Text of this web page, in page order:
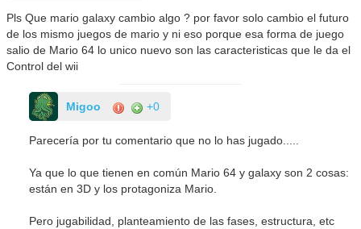
Pls Que mario galaxy cambio algo ? por favor solo cambio el futuro
de los mismo juegos de mario y ni eso porque esa forma de juego
salio de Mario 64 lo unico nuevo son las caracteristicas que le da el
Control del wii
Migoo +0
Parecería por tu comentario que no lo has jugado.....
Ya que lo que tienen en común Mario 64 y galaxy son 2 cosas:
están en 3D y los protagoniza Mario.
Pero jugabilidad, planteamiento de las fases, estructura, etc